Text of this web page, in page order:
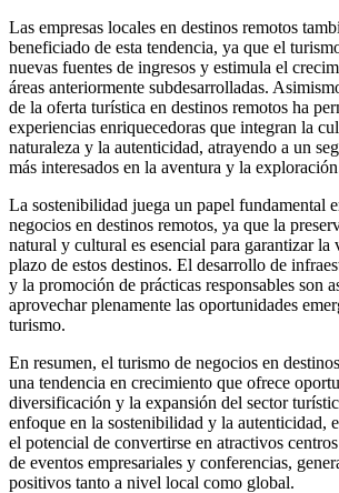
Las empresas locales en destinos remotos
beneficiado de esta tendencia, ya que el
nuevas fuentes de ingresos y estimula el
áreas anteriormente subdesarrolladas.
de la oferta turística en destinos remotos ha
experiencias enriquecedoras que integran la
naturaleza y la autenticidad, atrayendo a un
más interesados en la aventura y la
La sostenibilidad juega un papel fundamental
negocios en destinos remotos, ya que la
natural y cultural es esencial para garantizar
plazo de estos destinos. El desarrollo de
y la promoción de prácticas responsables son
aprovechar plenamente las oportunidades
turismo.
En resumen, el turismo de negocios en
una tendencia en crecimiento que ofrece
diversificación y la expansión del sector
enfoque en la sostenibilidad y la autenticidad,
el potencial de convertirse en atractivos
de eventos empresariales y conferencias,
positivos tanto a nivel local como global.